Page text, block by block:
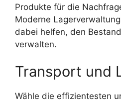
Produkte für die
Moderne
dabei helfen, den
verwalten.
Transport und
Wähle die effizientesten